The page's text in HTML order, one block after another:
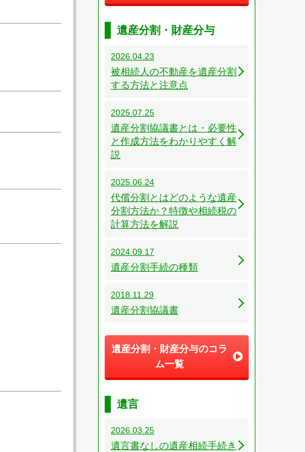
遺産分割・財産分与
2026.04.23
被相続人の不動産を遺産分割
する方法と注意点
2025.07.25
遺産分割協議書とは・必要性
と作成方法をわかりやすく解
説
2025.06.24
代償分割とはどのような遺産
分割方法か？特徴や相続税の
計算方法を解説
2024.09.17
遺産分割手続の種類
2018.11.29
遺産分割協議書
遺産分割・財産分与のコラ
ム一覧
遺言
2026.03.25
遺言書なしの遺産相続手続き